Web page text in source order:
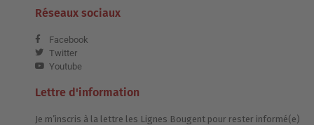
Réseaux sociaux
Facebook
Twitter
Youtube
Lettre d'information
Je m’inscris à la lettre les Lignes Bougent pour rester informé(e)